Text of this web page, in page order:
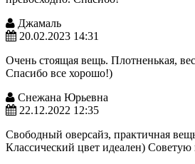
Джамаль
20.02.2023 14:31
Очень стоящая вещь. Плотненькая,
Спасибо все хорошо!)
Снежана Юрьевна
22.12.2022 12:35
Свободный оверсайз, практичная
Классический цвет идеален) Советую